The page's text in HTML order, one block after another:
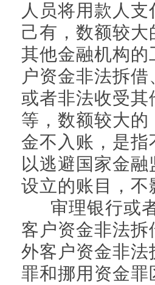
人员将用款人
己有，数额较
其他金融机构
户资金非法拆
或者非法收受
等，数额较大
金不入账，是
以逃避国家金
设立的账目，
审理银行或者
客户资金非法
外客户资金非
罪和挪用资金